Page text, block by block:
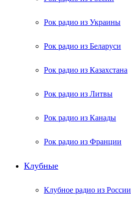
Рок радио из Украины
Рок радио из Беларуси
Рок радио из Казахстана
Рок радио из Литвы
Рок радио из Канады
Рок радио из Франции
Клубные
Клубное радио из России